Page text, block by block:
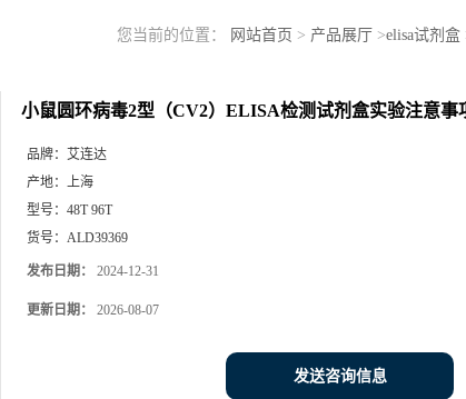
您当前的位置： 网站首页 > 产品展厅 >elisa试剂盒
小鼠圆环病毒2型（CV2）ELISA检测试剂盒实验注意事
品牌： 艾连达
产地： 上海
型号： 48T 96T
货号： ALD39369
发布日期： 2024-12-31
更新日期： 2026-08-07
发送咨询信息